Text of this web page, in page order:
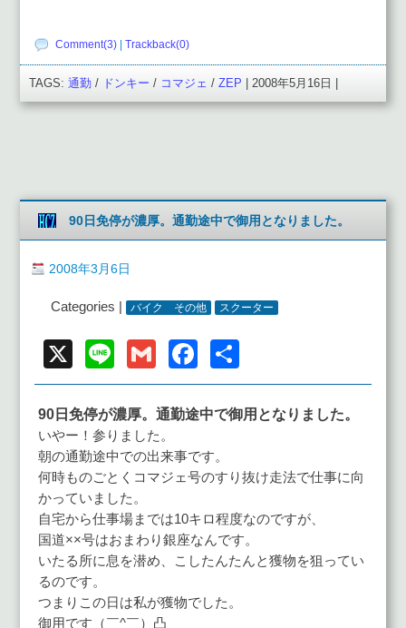
Comment(3) | Trackback(0)
TAGS: 通勤 / ドンキー / コマジェ / ZEP | 2008年5月16日 |
90日免停が濃厚。通勤途中で御用となりました。
2008年3月6日
Categories | バイク その他 スクーター
X Line GmailFacebook
有
90日免停が濃厚。通勤途中で御用となりました。
いやー！参りました。
朝の通勤途中での出来事です。
何時ものごとくコマジェ号のすり抜け走法で仕事に向
かっていました。
自宅から仕事場までは10キロ程度なのですが、
国道××号はおまわり銀座なんです。
いたる所に息を潜め、こしたんたんと獲物を狙ってい
るのです。
つまりこの日は私が獲物でした。
御用です（￣^￣）凸